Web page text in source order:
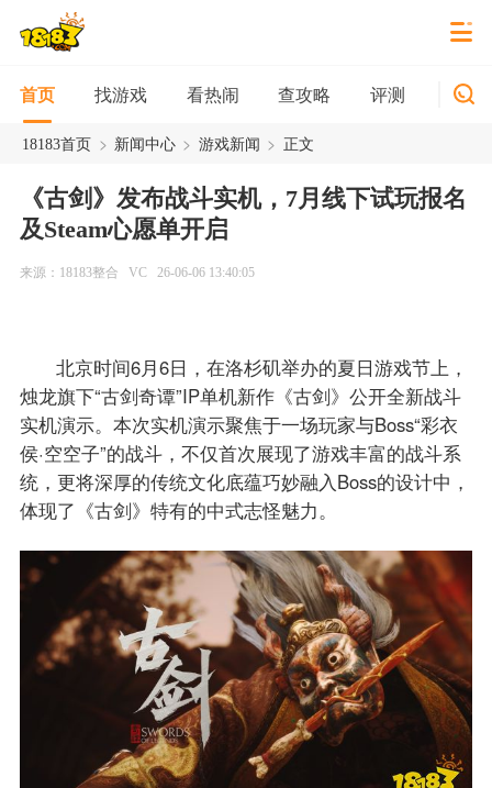
首页 找游戏 看热闹 查攻略 评测 新游
18183首页 > 新闻中心 > 游戏新闻 > 正文
《古剑》发布战斗实机，7月线下试玩报名
及Steam心愿单开启
来源：18183整合 VC 26-06-06 13:40:05
北京时间6月6日，在洛杉矶举办的夏日游戏节上，
烛龙旗下“古剑奇谭”IP单机新作《古剑》公开全新战斗
实机演示。本次实机演示聚焦于一场玩家与Boss“彩衣
侯·空空子”的战斗，不仅首次展现了游戏丰富的战斗系
统，更将深厚的传统文化底蕴巧妙融入Boss的设计中，
体现了《古剑》特有的中式志怪魅力。